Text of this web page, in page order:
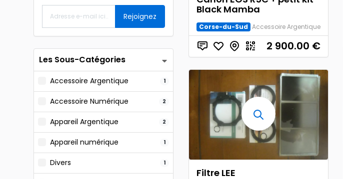
Rejoignez
Les Sous-Catégories
Accessoire Argentique 1
Accessoire Numérique 2
Appareil Argentique 2
Appareil numérique 1
Divers 1
Black Mamba
Corse-du-Sud Accessoire Argentique
2 900.00 €
Filtre LEE